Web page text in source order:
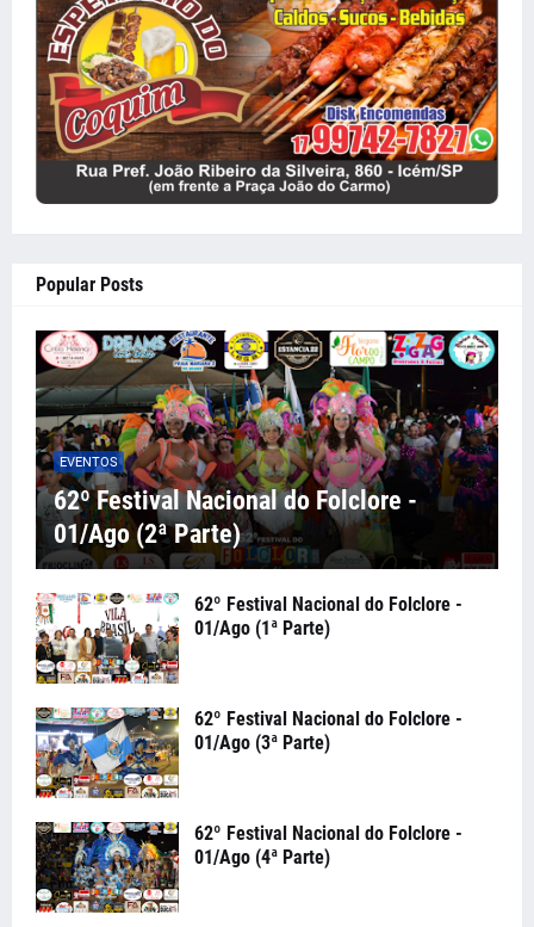
Popular Posts
EVENTOS
62º Festival Nacional do Folclore -
01/Ago (2ª Parte)
62º Festival Nacional do Folclore -
01/Ago (1ª Parte)
62º Festival Nacional do Folclore -
01/Ago (3ª Parte)
62º Festival Nacional do Folclore -
01/Ago (4ª Parte)